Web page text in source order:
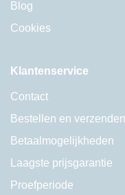
Blog
Cookies
Klantenservice
Contact
Bestellen en verzenden
Betaalmogelijkheden
Laagste prijsgarantie
Proefperiode